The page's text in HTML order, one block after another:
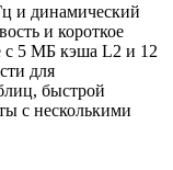
и динамический
и короткое
с 5 МБ кэша L2 и 12
для
быстрой
с несколькими